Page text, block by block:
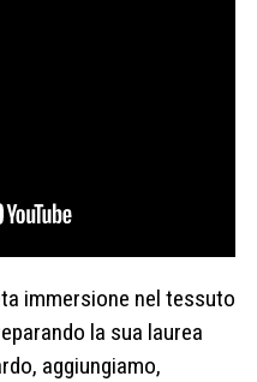
immersione nel tessuto
la sua laurea
aggiungiamo,